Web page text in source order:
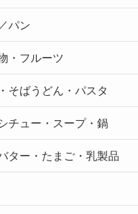
パン
・フルーツ
そばうどん・パスタ
チュー・スープ・鍋
ター・たまご・乳製品